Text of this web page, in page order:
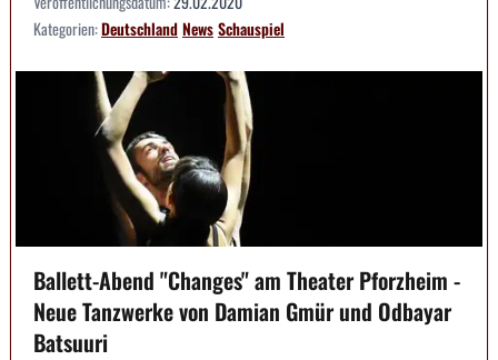
Kategorien:DeutschlandNewsSchauspiel
Ballett-Abend "Changes" am Theater Pforzheim -
Neue Tanzwerke von Damian Gmür und Odbayar
Batsuuri